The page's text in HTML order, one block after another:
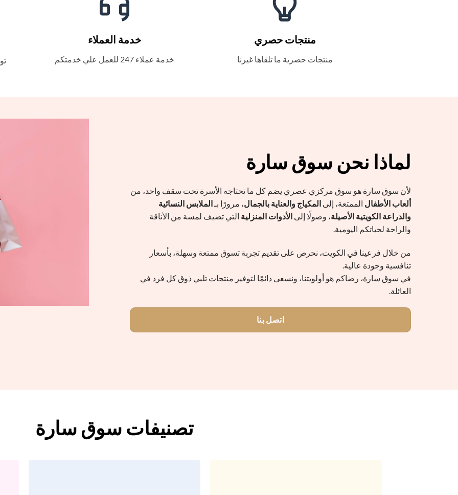
منتجات حصري
منتجات حصرية ما تلقاها غيرنا
خدمة العملاء
خدمة عملاء 247 للعمل علي خدمتكم
لماذا نحن سوق سارة
لأن سوق سارة هو سوق مركزي عصري يضم كل ما تحتاجه الأسرة تحت سقف واحد، من
ألعاب الأطفال الممتعة، إلى المكياج والعناية بالجمال، مرورًا بـ الملابس النسائية
والدراعة الكويتية الأصيلة، وصولًا إلى الأدوات المنزلية التي تضيف لمسة من الأناقة
والراحة لحياتكم اليومية.
من خلال فرعينا في الكويت، نحرص على تقديم تجربة تسوق ممتعة وسهلة، بأسعار
تنافسية وجودة عالية.
في سوق سارة، رضاكم هو أولويتنا، ونسعى دائمًا لتوفير منتجات تلبي ذوق كل فرد في
العائلة.
اتصل بنا
تصنيفات سوق سارة